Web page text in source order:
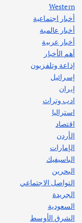
Western
أخبار اجتماعية
أخبار عالمية
أخبار عربية
أهم الأخبار
إذاعة وتلفزيون
إسرائيل
إيران
ادب وتراث
استراليا
اقتصاد
الأردن
الإمارات
الباسيفيك
البحرين
التواصل الاجتماعي
الجريدة
السعودية
الشرق الأوسط